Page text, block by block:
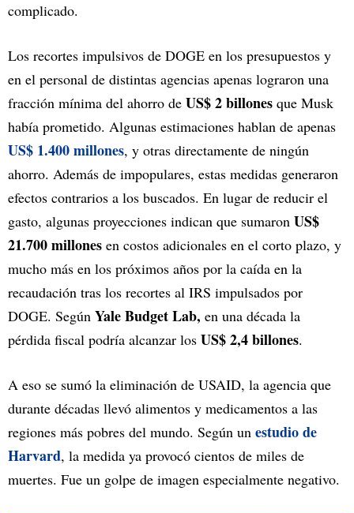
complicado.
Los recortes impulsivos de DOGE en los presupuestos y
en el personal de distintas agencias apenas lograron una
fracción mínima del ahorro de US$ 2 billones que Musk
había prometido. Algunas estimaciones hablan de apenas
US$ 1.400 millones, y otras directamente de ningún
ahorro. Además de impopulares, estas medidas generaron
efectos contrarios a los buscados. En lugar de reducir el
gasto, algunas proyecciones indican que sumaron US$
21.700 millones en costos adicionales en el corto plazo, y
mucho más en los próximos años por la caída en la
recaudación tras los recortes al IRS impulsados por
DOGE. Según Yale Budget Lab, en una década la
pérdida fiscal podría alcanzar los US$ 2,4 billones.
A eso se sumó la eliminación de USAID, la agencia que
durante décadas llevó alimentos y medicamentos a las
regiones más pobres del mundo. Según un estudio de
Harvard, la medida ya provocó cientos de miles de
muertes. Fue un golpe de imagen especialmente negativo.